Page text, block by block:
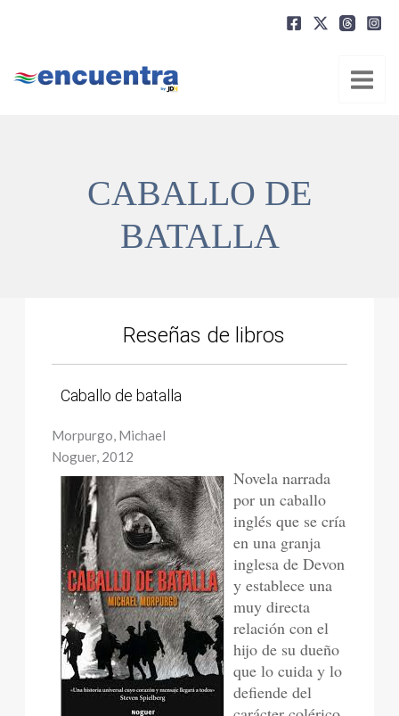
CABALLO DE
BATALLA
Reseñas de libros
Caballo de batalla
Morpurgo, Michael
Noguer, 2012
Novela narrada
por un caballo
inglés que se cría
en una granja
inglesa de Devon
y establece una
muy directa
relación con el
hijo de su dueño
que lo cuida y lo
defiende del